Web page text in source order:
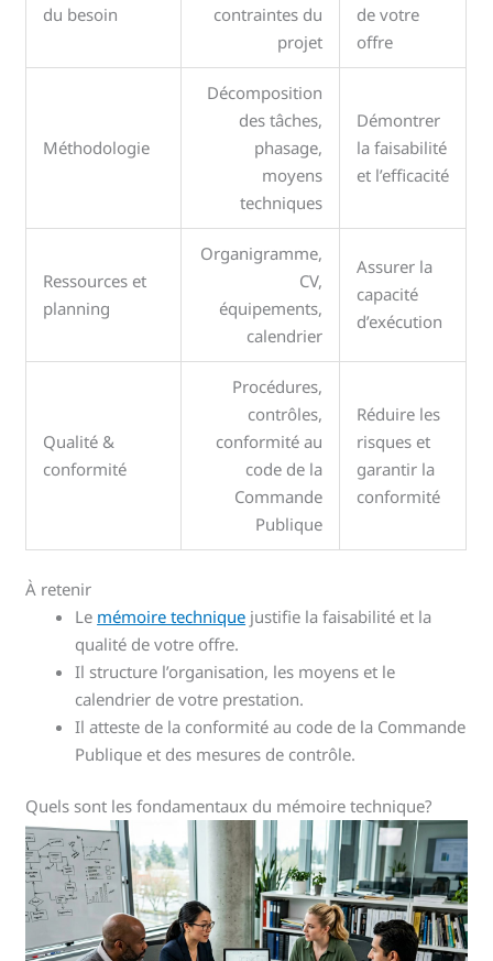
du besoin
contraintes du
projet
de votre
offre
Méthodologie
Décomposition
des tâches,
phasage,
moyens
techniques
Démontrer
la faisabilité
et l’efficacité
Ressources et
planning
Organigramme,
CV,
équipements,
calendrier
Assurer la
capacité
d’exécution
Qualité &
conformité
Procédures,
contrôles,
conformité au
code de la
Commande
Publique
Réduire les
risques et
garantir la
conformité
À retenir
Le mémoire technique justifie la faisabilité et la
qualité de votre offre.
Il structure l’organisation, les moyens et le
calendrier de votre prestation.
Il atteste de la conformité au code de la Commande
Publique et des mesures de contrôle.
Quels sont les fondamentaux du mémoire technique?